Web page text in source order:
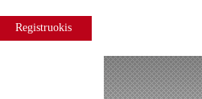
Registruokis